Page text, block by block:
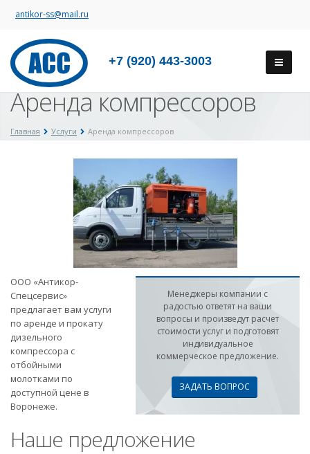
antikor-ss@mail.ru
+7 (920) 443-3003
Аренда компрессоров
Главная Услуги Аренда компрессоров
Менеджеры компании с
радостью ответят на ваши
вопросы и произведут расчет
стоимости услуг и подготовят
индивидуальное
коммерческое предложение.
ЗАДАТЬ ВОПРОС
ООО «Антикор-
Спецсервис»
предлагает вам услуги
по аренде и прокату
дизельного
компрессора с
отбойными
молотками по
доступной цене в
Воронеже.
Наше предложение